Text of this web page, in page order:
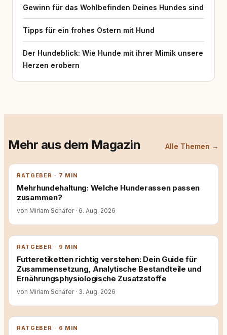
Gewinn für das Wohlbefinden Deines Hundes sind
Tipps für ein frohes Ostern mit Hund
Der Hundeblick: Wie Hunde mit ihrer Mimik unsere
Herzen erobern
Mehr aus dem Magazin Alle Themen →
RATGEBER · 7 MIN
Mehrhundehaltung: Welche Hunderassen passen
zusammen?
von Miriam Schäfer · 6. Aug. 2026
RATGEBER · 9 MIN
Futteretiketten richtig verstehen: Dein Guide für
Zusammensetzung, Analytische Bestandteile und
Ernährungsphysiologische Zusatzstoffe
von Miriam Schäfer · 3. Aug. 2026
RATGEBER · 6 MIN